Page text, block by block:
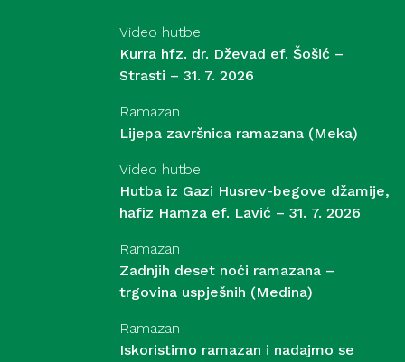
Video hutbe
Kurra hfz. dr. Dževad ef. Šošić –
Strasti – 31. 7. 2026
Ramazan
Lijepa završnica ramazana (Meka)
Video hutbe
Hutba iz Gazi Husrev-begove džamije,
hafiz Hamza ef. Lavić – 31. 7. 2026
Ramazan
Zadnjih deset noći ramazana –
trgovina uspješnih (Medina)
Ramazan
Iskoristimo ramazan i nadajmo se